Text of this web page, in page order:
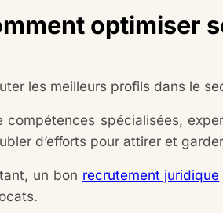
optimiser
les meilleurs profils dans le
compétences spécialisées,
d’efforts pour attirer et
un bon recrutement juridique